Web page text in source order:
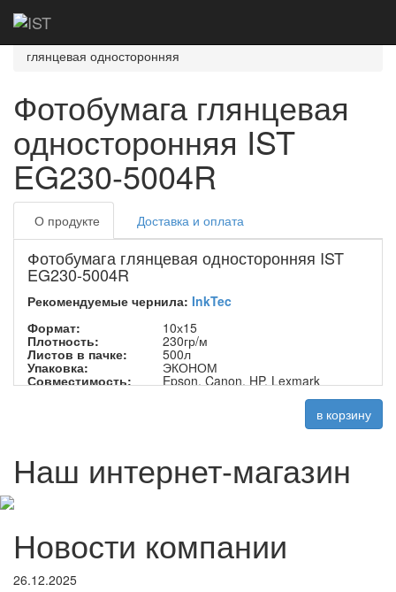
Главная
глянцевая односторонняя
Фотобумага глянцевая
односторонняя IST
EG230-5004R
О продукте Доставка и оплата
Фотобумага глянцевая односторонняя IST
EG230-5004R
Рекомендуемые чернила: InkTec
Формат:
10х15
Плотность: 230гр/м
Листов в пачке: 500л
Упаковка: ЭКОНОМ
Совместимость:
Epson, Canon, HP, Lexmark
в корзину
Наш интернет-магазин
Новости компании
26.12.2025